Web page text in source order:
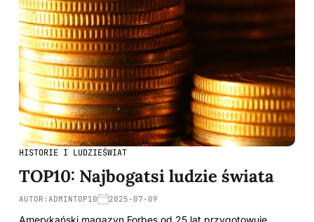
HISTORIE I LUDZIEŚWIAT
TOP10: Najbogatsi ludzie świata
AUTOR: ADMINTOP10 2025-07-09
Amerykański magazyn Forbes od 25 lat przygotowuje